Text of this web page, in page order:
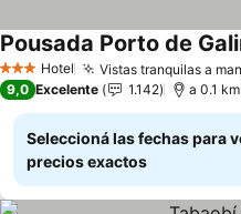
3 Estrellas
Hotel Vistas tranquilas a
Pousada Porto de
9,0 Excelente 1.142 a 0.1
Seleccioná las fechas para
precios exactos